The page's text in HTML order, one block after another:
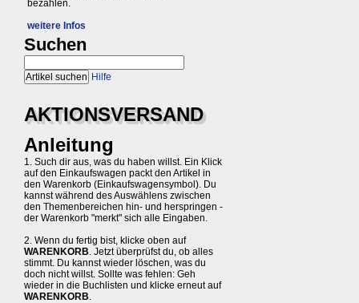
bezahlen.
weitere Infos
Suchen
Hilfe
AKTIONSVERSAND
Anleitung
1. Such dir aus, was du haben willst. Ein Klick
auf den Einkaufswagen packt den Artikel in
den Warenkorb (Einkaufswagensymbol). Du
kannst während des Auswählens zwischen
den Themenbereichen hin- und herspringen -
der Warenkorb "merkt" sich alle Eingaben.
2. Wenn du fertig bist, klicke oben auf
WARENKORB. Jetzt überprüfst du, ob alles
stimmt. Du kannst wieder löschen, was du
doch nicht willst. Sollte was fehlen: Geh
wieder in die Buchlisten und klicke erneut auf
WARENKORB.